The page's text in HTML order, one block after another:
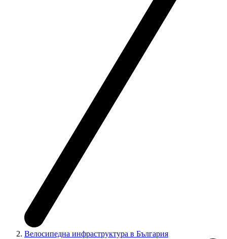
Велосипедна инфраструктура в България